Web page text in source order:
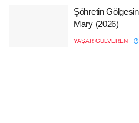
Şöhretin
Mary (2026)
YAŞAR GÜLVEREN